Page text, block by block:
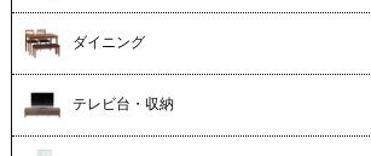
ダイニング
テレビ台・収納